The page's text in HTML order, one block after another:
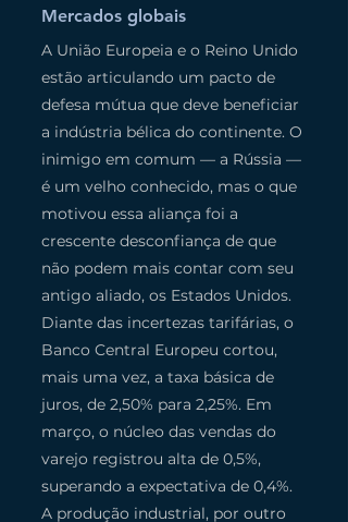
Mercados globais
A União Europeia e o Reino Unido
estão articulando um pacto de
defesa mútua que deve beneficiar
a indústria bélica do continente. O
inimigo em comum — a Rússia —
é um velho conhecido, mas o que
motivou essa aliança foi a
crescente desconfiança de que
não podem mais contar com seu
antigo aliado, os Estados Unidos.
Diante das incertezas tarifárias, o
Banco Central Europeu cortou,
mais uma vez, a taxa básica de
juros, de 2,50% para 2,25%. Em
março, o núcleo das vendas do
varejo registrou alta de 0,5%,
superando a expectativa de 0,4%.
A produção industrial, por outro